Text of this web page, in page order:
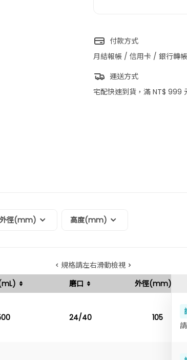
付款方式
月結報帳 / 信用卡 / 銀行轉帳
運送方式
宅配快速到貨，滿 NT$ 999
外徑(mm) 高度(mm)
規格請左右滑動檢視
磨口 外徑(mm)
24/40 105